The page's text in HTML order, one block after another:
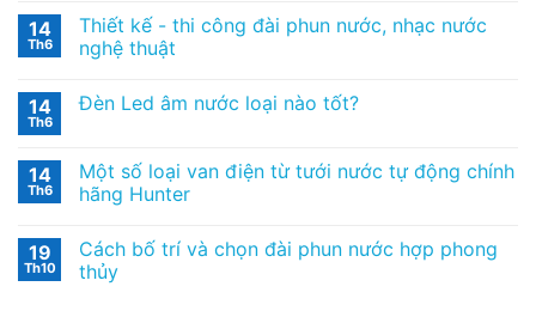
14
Th6
Thiết kế ​- thi công đài phun nước, nhạc nước
nghệ thuật
14
Th6
Đèn Led âm nước loại nào tốt?
14
Th6
Một số loại van điện từ tưới nước tự động chính
hãng Hunter
19
Th10
Cách bố trí và chọn đài phun nước hợp phong
thủy